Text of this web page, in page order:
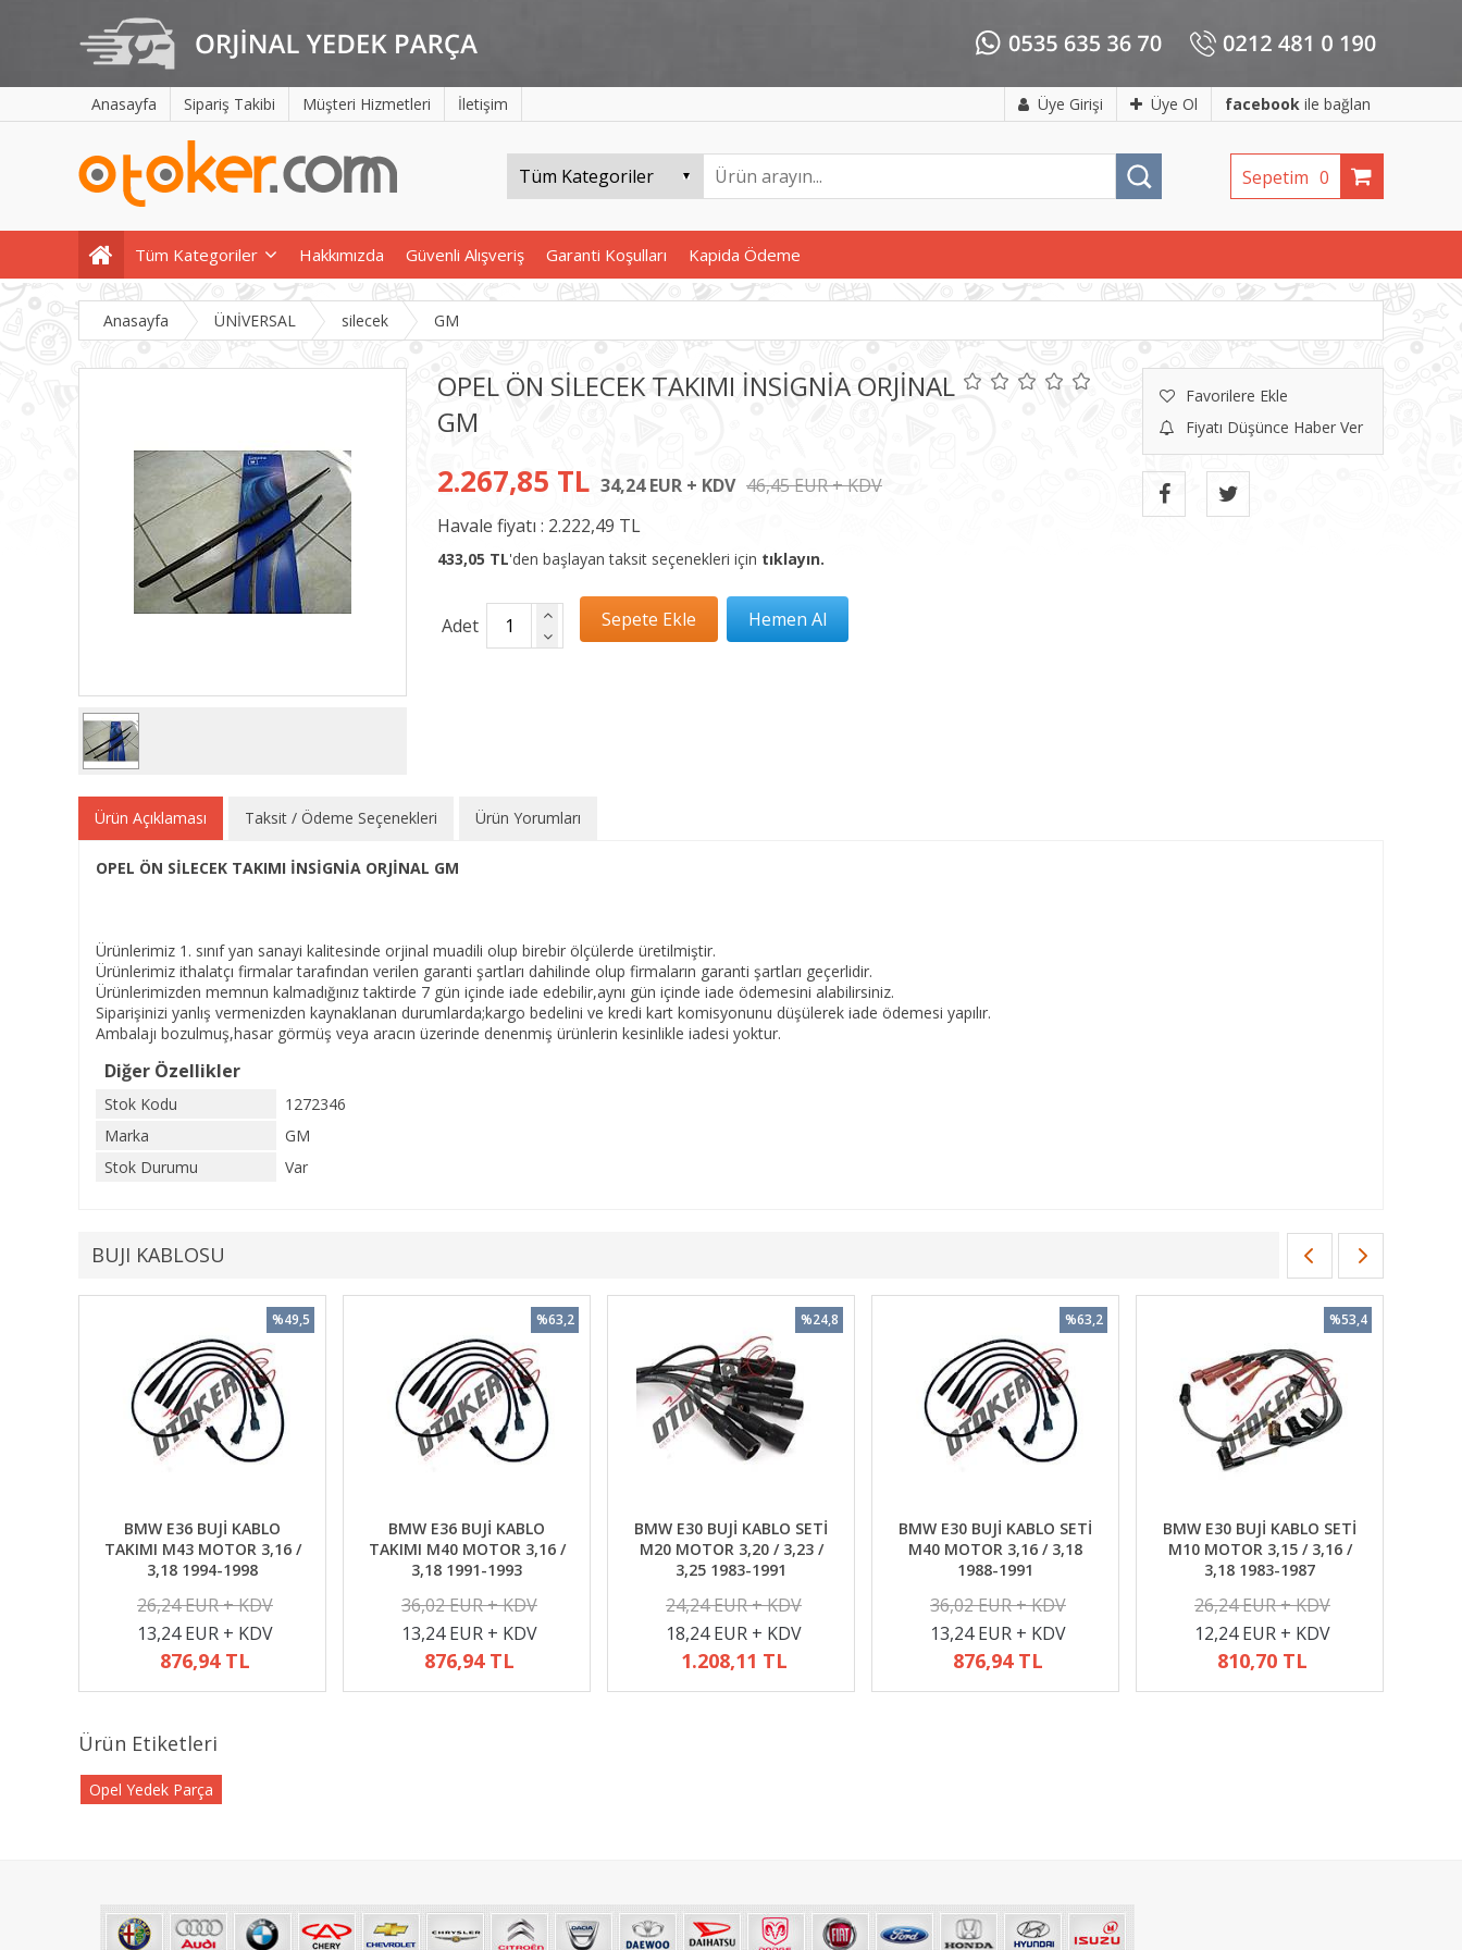
Anasayfa Sipariş Takibi Müşteri Hizmetleri İletişim Üye Girişi Üye Ol facebook ile bağlan
Sepetim 0
Tüm Kategoriler Hakkımızda Güvenli Alışveriş Garanti Koşulları Kapida Ödeme
Anasayfa ÜNİVERSAL silecek GM
OPEL ÖN SİLECEK TAKIMI İNSİGNİA ORJİNAL
GM
Favorilere Ekle
Fiyatı Düşünce Haber Ver
2.267,85 TL 34,24 EUR + KDV 46,45 EUR + KDV
Havale fiyatı : 2.222,49 TL
433,05 TL'den başlayan taksit seçenekleri için tıklayın.
Adet
Ürün Açıklaması Taksit / Ödeme Seçenekleri Ürün Yorumları
OPEL ÖN SİLECEK TAKIMI İNSİGNİA ORJİNAL GM
Ürünlerimiz 1. sınıf yan sanayi kalitesinde orjinal muadili olup birebir ölçülerde üretilmiştir.
Ürünlerimiz ithalatçı firmalar tarafından verilen garanti şartları dahilinde olup firmaların garanti şartları geçerlidir.
Ürünlerimizden memnun kalmadığınız taktirde 7 gün içinde iade edebilir,aynı gün içinde iade ödemesini alabilirsiniz.
Siparişinizi yanlış vermenizden kaynaklanan durumlarda;kargo bedelini ve kredi kart komisyonunu düşülerek iade ödemesi yapılır.
Ambalajı bozulmuş,hasar görmüş veya aracın üzerinde denenmiş ürünlerin kesinlikle iadesi yoktur.
Diğer Özellikler
Stok Kodu
1272346
Marka
GM
Stok Durumu
Var
BUJI KABLOSU
BMW E36 BUJİ KABLO
TAKIMI M43 MOTOR 3,16 /
3,18 1994-1998
26,24 EUR + KDV
13,24 EUR + KDV
876,94 TL
%49,5
BMW E36 BUJİ KABLO
TAKIMI M40 MOTOR 3,16 /
3,18 1991-1993
36,02 EUR + KDV
13,24 EUR + KDV
876,94 TL
%63,2
BMW E30 BUJİ KABLO SETİ
M20 MOTOR 3,20 / 3,23 /
3,25 1983-1991
24,24 EUR + KDV
18,24 EUR + KDV
1.208,11 TL
%24,8
BMW E30 BUJİ KABLO SETİ
M40 MOTOR 3,16 / 3,18
1988-1991
36,02 EUR + KDV
13,24 EUR + KDV
876,94 TL
%63,2
BMW E30 BUJİ KABLO SETİ
M10 MOTOR 3,15 / 3,16 /
3,18 1983-1987
26,24 EUR + KDV
12,24 EUR + KDV
810,70 TL
%53,4
Ürün Etiketleri
Opel Yedek Parça